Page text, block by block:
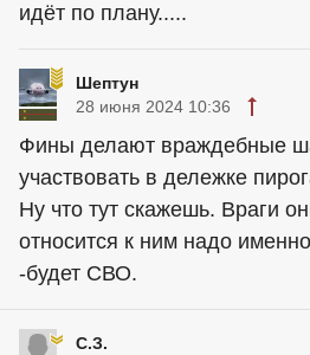
идёт по плану.....
Шептун
28 июня 2024 10:36
Фины делают враждебные
участвовать в дележке
Ну что тут скажешь. Враги
относится к ним надо
-будет СВО.
С.З.